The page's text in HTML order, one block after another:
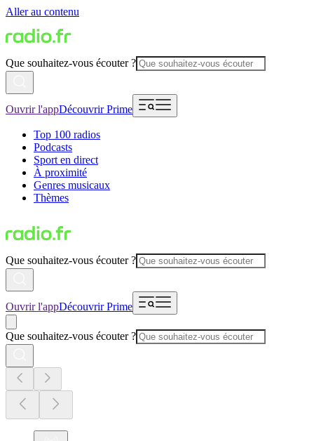
Aller au contenu
Que souhaitez-vous écouter ?
Ouvrir l'appDécouvrir Prime
Top 100 radios
Podcasts
Sport en direct
À proximité
Genres musicaux
Thèmes
Que souhaitez-vous écouter ?
Ouvrir l'appDécouvrir Prime
Que souhaitez-vous écouter ?